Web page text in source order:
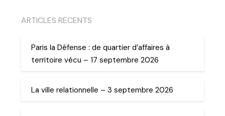
ARTICLES RECENTS
Paris la Défense : de quartier d’affaires à
territoire vécu – 17 septembre 2026
La ville relationnelle – 3 septembre 2026